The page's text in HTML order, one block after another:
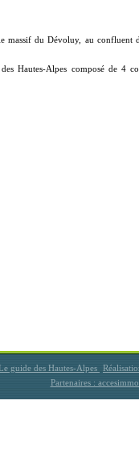
massif du Dévoluy, au
Hautes-Alpes composé de 4
guide des Hautes-Alpes
Partenaires :